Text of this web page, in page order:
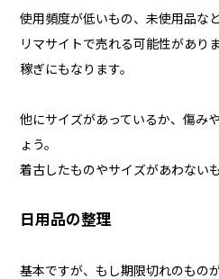
使用頻度が低いもの、未使用品な
リマサイトで売れる可能性があり
稼ぎにもなります。
他にサイズがあっているか、傷み
ょう。
着古したものやサイズがあわない
日用品の整理
基本ですが、もし期限切れのもの